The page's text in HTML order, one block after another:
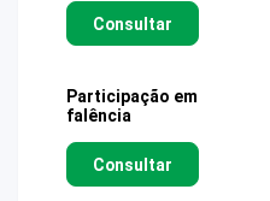
Consultar
Participação em
falência
Consultar